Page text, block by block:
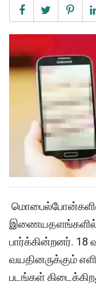
இணையதளங்களில்
பார்க்கின்றனர். 18
வயதினருக்கும்
படங்கள்